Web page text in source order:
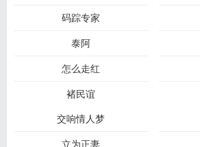
码踪专家
泰阿
怎么走红
褚民谊
交响情人梦
立为正妻